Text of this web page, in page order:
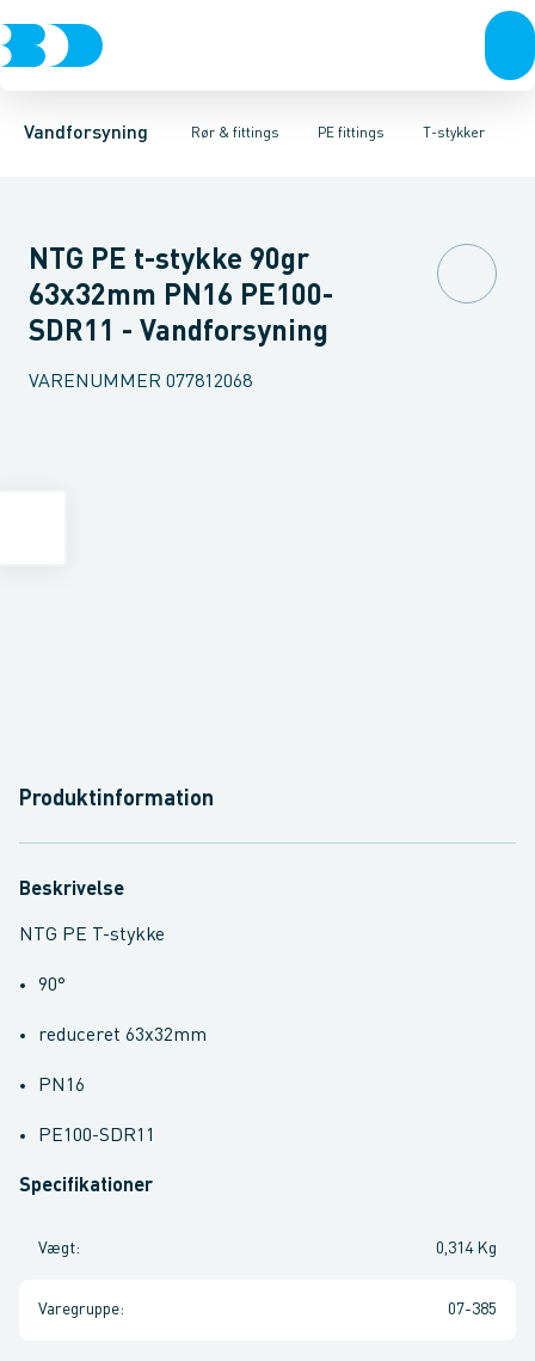
Vandforsyning Rør & fittings
Rør & fittingsKoblinger & anboringerMuffer, klemmer &
PE fittings
PE rørPE EL fittingsPE fittings Duktiljern fittingsT-stykker
Vinkler 90gr.Vinkler 60gr.Vinkler 45gr.Vinkler 30gr.Vinkler
NTG PE t-stykke 90gr
63x32mm PN16 PE100-
SDR11 - Vandforsyning
VARENUMMER 077812068
Produktinformation
Beskrivelse
NTG PE T-stykke
90°
reduceret 63x32mm
PN16
PE100-SDR11
Specifikationer
Vægt: 0,314 Kg
Varegruppe: 07-385